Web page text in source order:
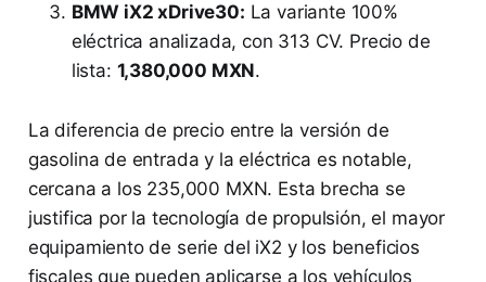
BMW iX2 xDrive30: La variante 100%
eléctrica analizada, con 313 CV. Precio de
lista: 1,380,000 MXN.
La diferencia de precio entre la versión de
gasolina de entrada y la eléctrica es notable,
cercana a los 235,000 MXN. Esta brecha se
justifica por la tecnología de propulsión, el mayor
equipamiento de serie del iX2 y los beneficios
fiscales que pueden aplicarse a los vehículos